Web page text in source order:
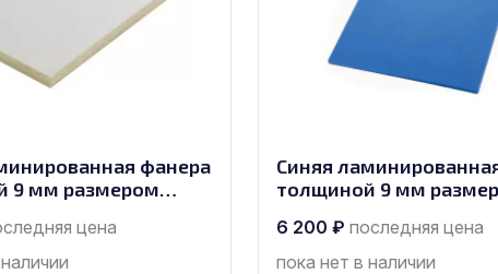
фанера
9 мм размером
цена
Синяя
толщиной 9 мм
6 200 ₽ последняя цена
пока нет в наличии